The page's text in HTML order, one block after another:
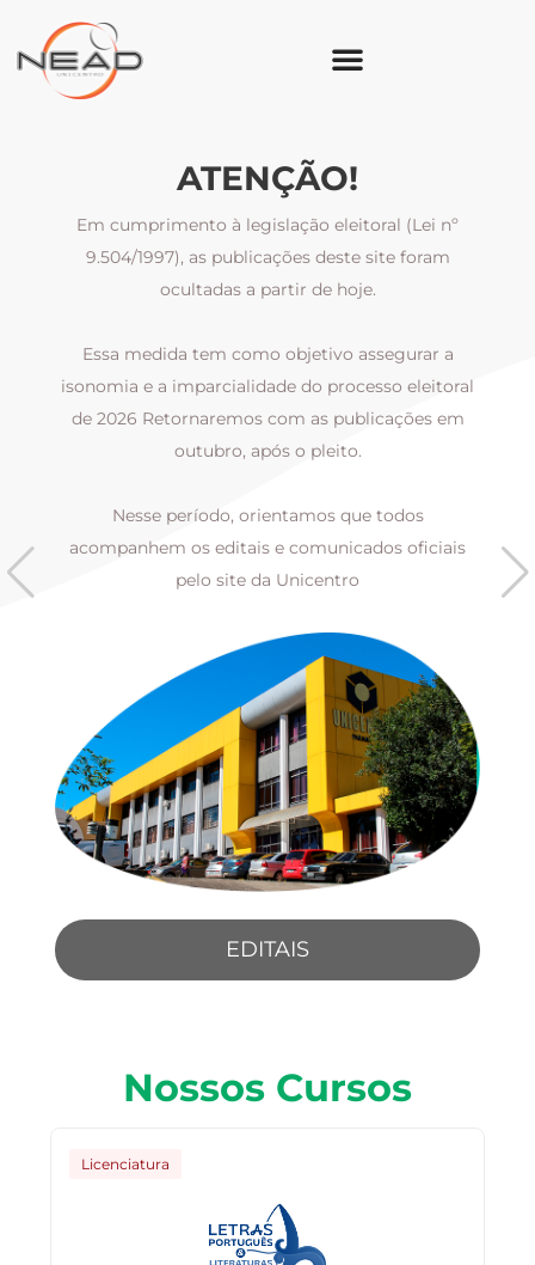
ATENÇÃO!
Em cumprimento à legislação eleitoral (Lei nº
9.504/1997), as publicações deste site foram
ocultadas a partir de hoje.
Essa medida tem como objetivo assegurar a
isonomia e a imparcialidade do processo eleitoral
de 2026 Retornaremos com as publicações em
outubro, após o pleito.
Nesse período, orientamos que todos
acompanhem os editais e comunicados oficiais
pelo site da Unicentro
EDITAIS
Nossos Cursos
Licenciatura